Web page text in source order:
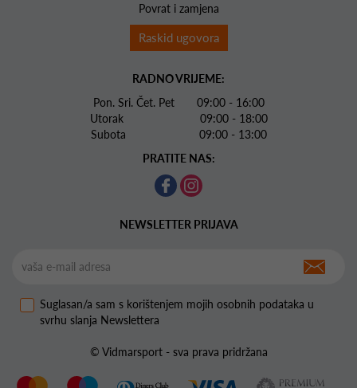
Povrat i zamjena
Raskid ugovora
RADNO VRIJEME:
Pon. Sri. Čet. Pet 09:00 - 16:00
Utorak 09:00 - 18:00
Subota 09:00 - 13:00
PRATITE NAS:
NEWSLETTER PRIJAVA
Suglasan/a sam s korištenjem mojih osobnih podataka u
svrhu slanja Newslettera
© Vidmarsport - sva prava pridržana